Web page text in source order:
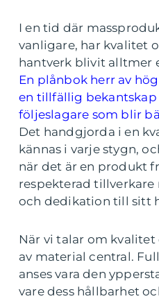
I en tid där
vanligare, har kvalitet
hantverk blivit alltmer
En plånbok herr av
en tillfällig
följeslagare som blir
Det handgjorda i en
kännas i varje stygn,
när det är en produkt
respekterad tillverkare
och dedikation till sitt
När vi talar om
av material central.
anses vara den
vare dess hållbarhet